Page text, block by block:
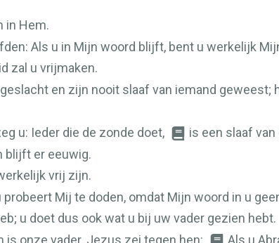
in Hem.
Als u in Mijn woord blijft, bent u werkelijk
zal u vrijmaken.
en zijn nooit slaaf van iemand geweest;
u: Ieder die de zonde doet,
is een slaaf van
blijft er eeuwig.
vrij zijn.
Mij te doden, omdat Mijn woord in u
u doet dus ook wat u bij uw vader gezien hebt.
is onze vader. Jezus zei tegen hen:
Als u